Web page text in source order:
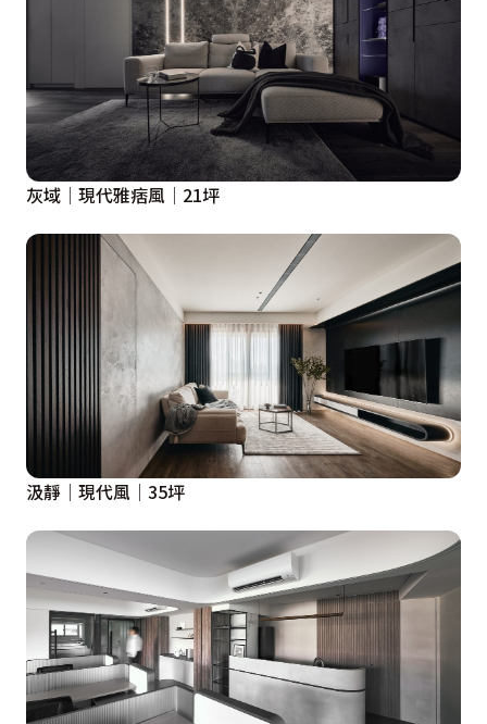
灰域│現代雅痞風│21坪
汲靜│現代風│35坪